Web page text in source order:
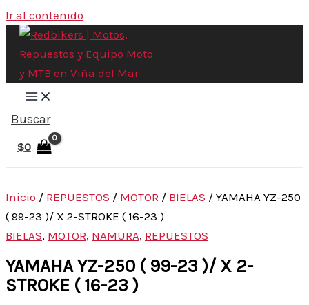
Ir al contenido
Buscar
$0
Inicio / REPUESTOS / MOTOR / BIELAS / YAMAHA YZ-250
( 99-23 )/ X 2-STROKE ( 16-23 )
BIELAS, MOTOR, NAMURA, REPUESTOS
YAMAHA YZ-250 ( 99-23 )/ X 2-
STROKE ( 16-23 )